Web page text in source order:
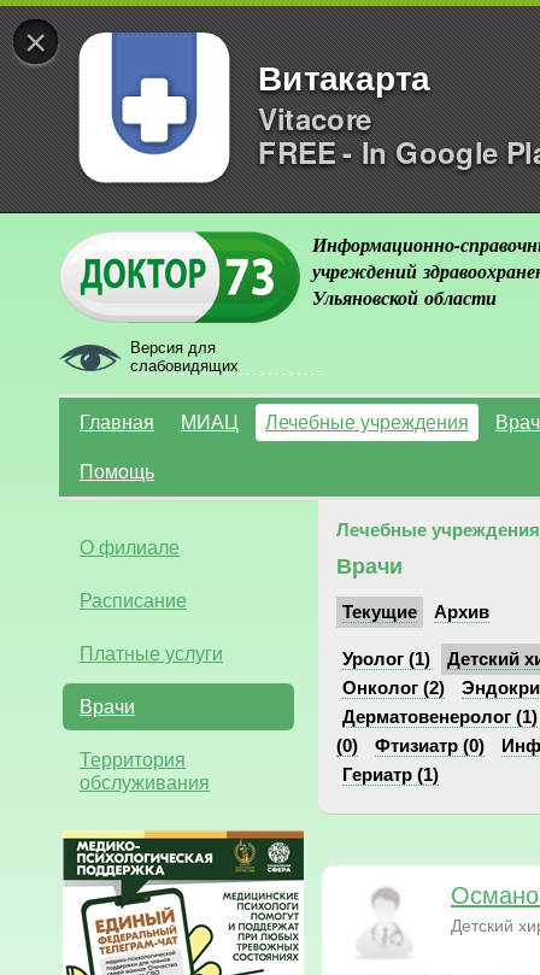
×
Витакарта
Vitacore
FREE - In Google
Версия для
слабовидящих
Информационно-
учреждений
Ульяновской области
Главная МИАЦ Лечебные учреждения
Помощь
О филиале
Расписание
Платные услуги
Врачи
Территория
обслуживания
Лечебные учреждения
Врачи
Текущие Архив
Уролог (1)
Детский
Онколог (2)
Дерматовенеролог (1)
(0)
Фтизиатр (0)
Гериатр (1)
Детский